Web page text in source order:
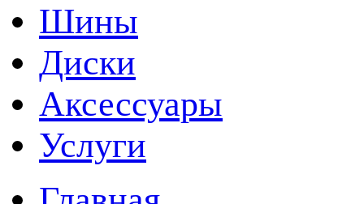
Шины
Диски
Аксессуары
Услуги